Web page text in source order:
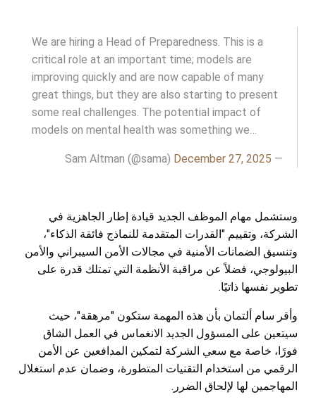
We are hiring a Head of Preparedness. This is a
critical role at an important time; models are
improving quickly and are now capable of many
great things, but they are also starting to present
some real challenges. The potential impact of
models on mental health was something we…
— Sam Altman (@sama)
December 27, 2025
وستشمل مهام الموظف الجديد قيادة إطار الجاهزية في
الشركة، وتقييم "القدرات المتقدمة للنماذج فائقة الذكاء"،
وتنسيق الضمانات الأمنية في مجالات الأمن السيبراني والأمن
البيولوجي، فضلاً عن مراقبة الأنظمة التي تمتلك قدرة على
تطوير نفسها ذاتيًا.
وأقر سام ألتمان بأن هذه المهمة ستكون "مرهقة"، حيث
سيتعين على المسؤول الجديد الانغماس في العمل الشاق
فورًا، خاصة مع سعي الشركة لتمكين المدافعين عن الأمن
الرقمي من استخدام التقنيات المتطورة، وضمان عدم استغلال
المهاجمين لها لإلحاق الضرر.